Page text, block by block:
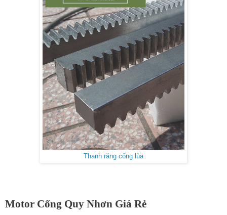
Thanh răng cổng lùa
Motor Cổng Quy Nhơn Giá Rẻ